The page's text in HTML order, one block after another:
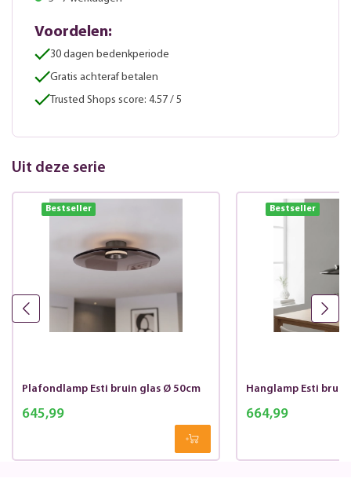
Voordelen:
30 dagen bedenkperiode
Gratis achteraf betalen
Trusted Shops score: 4.57 / 5
Uit deze serie
Bestseller
Plafondlamp Esti bruin glas Ø 50cm
645,99
Bestseller
Hanglamp Esti bruin
664,99